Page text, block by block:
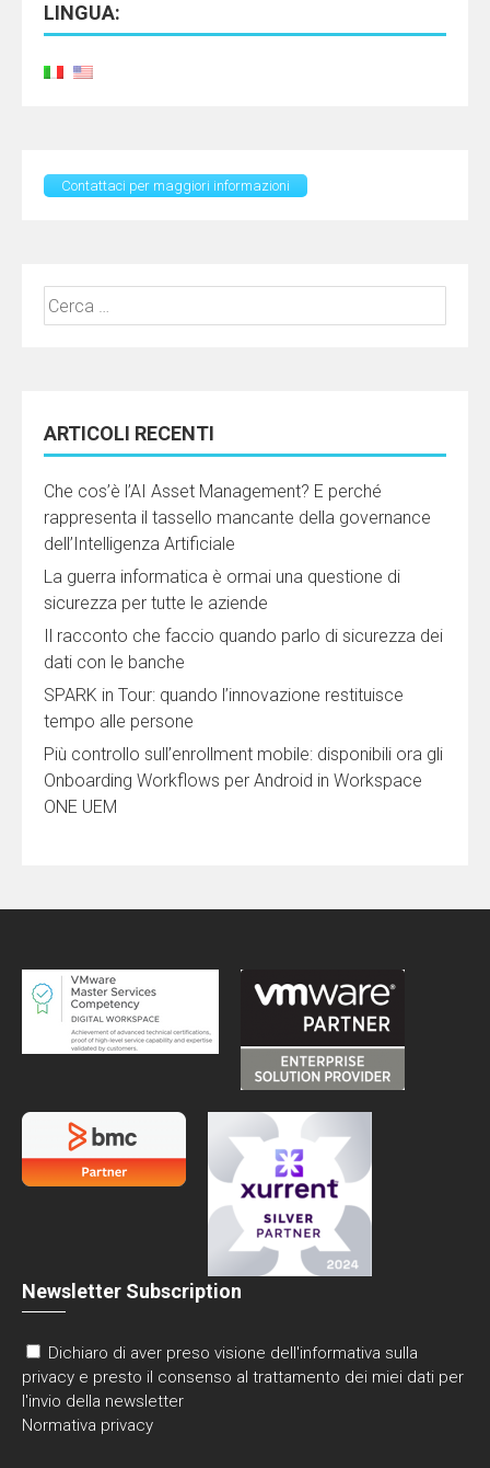
LINGUA:
Contattaci per maggiori informazioni
Ricerca
per:
ARTICOLI RECENTI
Che cos’è l’AI Asset Management? E perché
rappresenta il tassello mancante della governance
dell’Intelligenza Artificiale
La guerra informatica è ormai una questione di
sicurezza per tutte le aziende
Il racconto che faccio quando parlo di sicurezza dei
dati con le banche
SPARK in Tour: quando l’innovazione restituisce
tempo alle persone
Più controllo sull’enrollment mobile: disponibili ora gli
Onboarding Workflows per Android in Workspace
ONE UEM
Newsletter Subscription
Dichiaro di aver preso visione dell'informativa sulla
privacy e presto il consenso al trattamento dei miei dati per
l'invio della newsletter
Normativa privacy